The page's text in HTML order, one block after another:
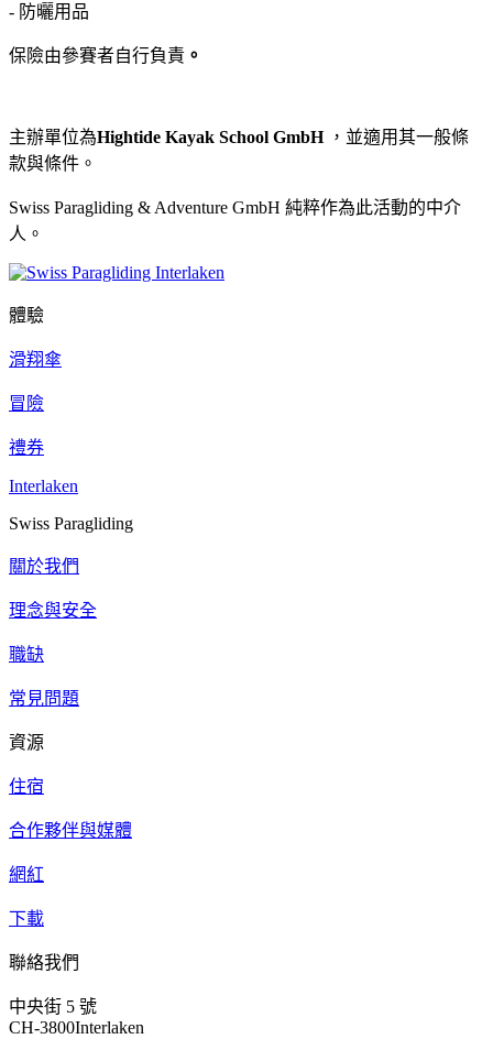
- 防曬用品
保險由參賽者自行負責 。
主辦單位為Hightide Kayak School GmbH ，並適用其一般條
款與條件。
Swiss Paragliding & Adventure GmbH 純粹作為此活動的中介
人。
體驗
滑翔傘
冒險
禮券
Interlaken
Swiss Paragliding
關於我們
理念與安全
職缺
常見問題
資源
住宿
合作夥伴與媒體
網紅
下載
聯絡我們
中央街 5 號
CH-3800Interlaken